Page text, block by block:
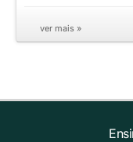
ver mais »